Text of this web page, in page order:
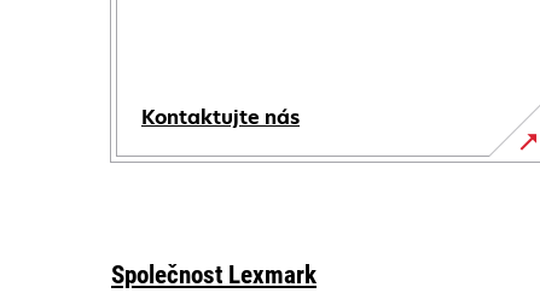
Kontaktujte nás
Společnost Lexmark